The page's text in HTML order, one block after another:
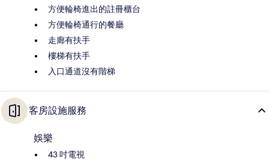
方便輪椅進出的註冊櫃台
方便輪椅通行的餐廳
走廊有扶手
樓梯有扶手
入口通道沒有階梯
客房設施服務
娛樂
43 吋電視